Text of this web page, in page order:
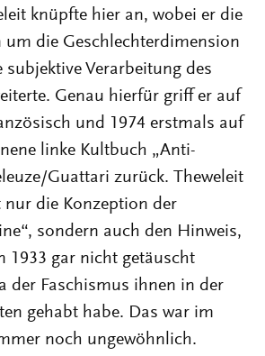
knüpfte hier an, wobei er die
um die Geschlechterdimension
Verarbeitung des
Genau hierfür griff er auf
und 1974 erstmals auf
linke Kultbuch „Anti-
Guattari zurück. Theweleit
die Konzeption der
sondern auch den Hinweis,
1933 gar nicht getäuscht
der Faschismus ihnen in der
gehabt habe. Das war im
noch ungewöhnlich.